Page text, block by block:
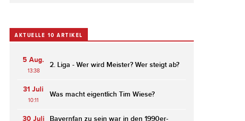
AKTUELLE 10 ARTIKEL
5 Aug.
13:38
2. Liga - Wer wird Meister? Wer steigt ab?
31 Juli
10:11
Was macht eigentlich Tim Wiese?
30 Juli
Bayernfan zu sein war in den 1990er-